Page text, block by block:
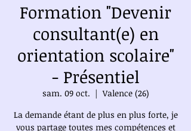
Formation "Devenir
consultant(e) en
orientation scolaire"
- Présentiel
sam. 09 oct.
  |
Valence (26)
La demande étant de plus en plus forte, je
vous partage toutes mes compétences et